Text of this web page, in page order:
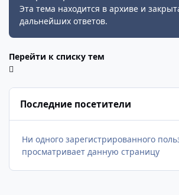
Эта тема находится в архиве и
дальнейших ответов.
Перейти к списку тем
Последние посетители
Ни одного зарегистрированного
просматривает данную страницу